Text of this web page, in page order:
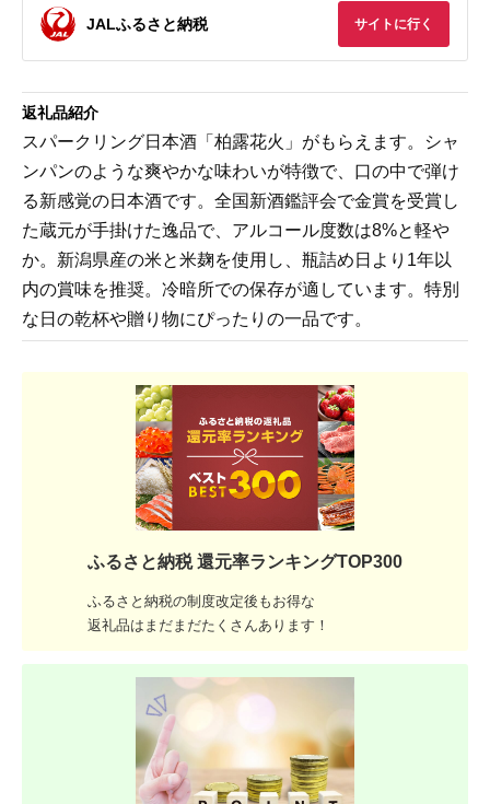
JALふるさと納税 サイトに行く
返礼品紹介
スパークリング日本酒「柏露花火」がもらえます。シャ
ンパンのような爽やかな味わいが特徴で、口の中で弾け
る新感覚の日本酒です。全国新酒鑑評会で金賞を受賞し
た蔵元が手掛けた逸品で、アルコール度数は8%と軽や
か。新潟県産の米と米麹を使用し、瓶詰め日より1年以
内の賞味を推奨。冷暗所での保存が適しています。特別
な日の乾杯や贈り物にぴったりの一品です。
ふるさと納税 還元率ランキングTOP300
ふるさと納税の制度改定後もお得な
返礼品はまだまだたくさんあります！